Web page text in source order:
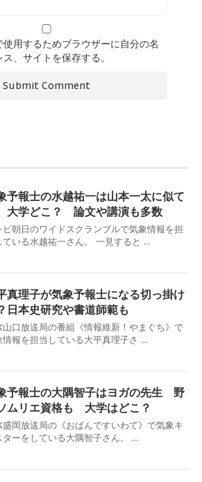
用するためブラウザーに自分の名
、サイトを保存する。
予報士の水越祐一は山本一太に似て
学どこ？ 論文や講演も多数
ビ朝日のワイドスクランブルで気象情報を担
ている水越祐一さん。 一見すると ...
真理子が気象予報士になる切っ掛け
日本史研究や書道師範も
山口放送局の番組《情報維新！やまぐち》で
情報を担当している大平真理子さ ...
予報士の大隅智子はヨガの先生 野
ムリエ資格も 大学はどこ？
盛岡放送局の《おばんですいわて》で気象キ
ターをしている大隅智子さん。 ...